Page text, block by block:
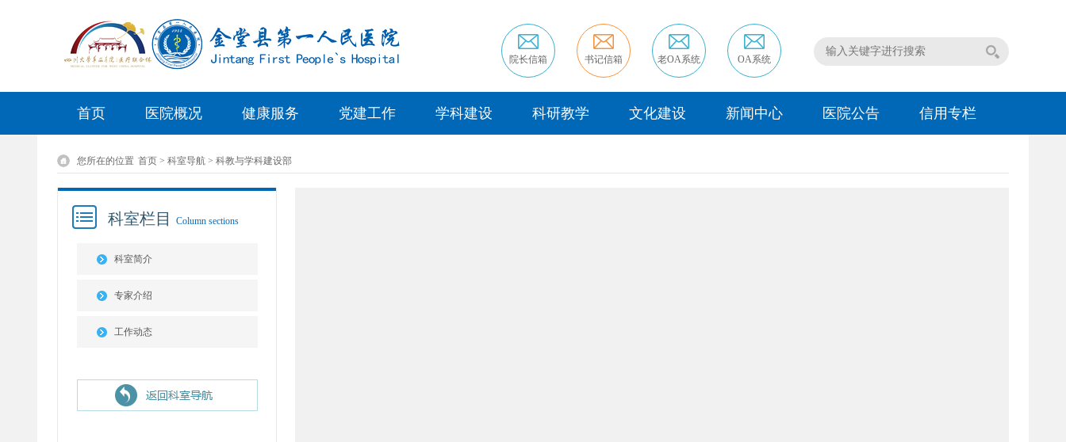
院长信箱 书记信箱 老OA系统 OA系统
首页 医院概况 健康服务 党建工作 学科建设 科研教学 文化建设 新闻中心 医院公告 信用专栏
您所在的位置 首页 > 科室导航 > 科教与学科建设部
科室栏目 Column sections
科室简介
专家介绍
工作动态